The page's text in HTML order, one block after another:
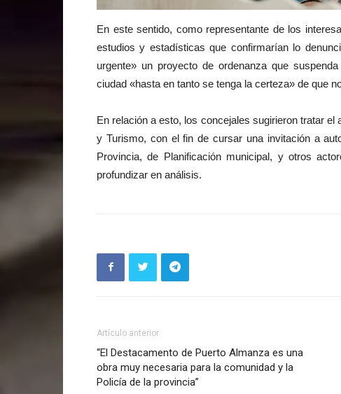
En este sentido, como representante de los
estudios y estadísticas que confirmarían lo
urgente» un proyecto de ordenanza que
ciudad «hasta en tanto se tenga la certeza» de que
En relación a esto, los concejales sugirieron tratar
y Turismo, con el fin de cursar una invitación a
Provincia, de Planificación municipal, y otros
profundizar en análisis.
Artículo anterior
“El Destacamento de Puerto Almanza es una
obra muy necesaria para la comunidad y la
Policía de la provincia”